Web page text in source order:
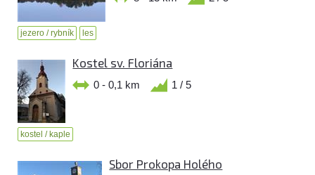
jezero / rybník les
Kostel sv. Floriána
0 - 0,1 km 1 / 5
kostel / kaple
Sbor Prokopa Holého